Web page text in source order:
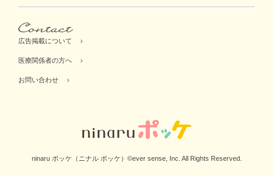
広告掲載について
医療関係者の方へ
お問い合わせ
ninaru ポッケ（ニナル ポッケ）©ever sense, Inc. All Rights Reserved.